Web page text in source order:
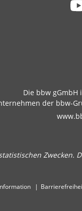
Die bbw gGmbH
der bbw-
Zwecken.